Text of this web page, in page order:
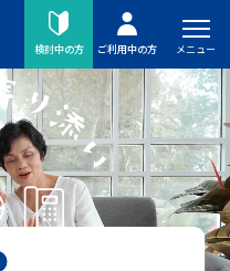
検討中の方 ご利用中の方 メニュー